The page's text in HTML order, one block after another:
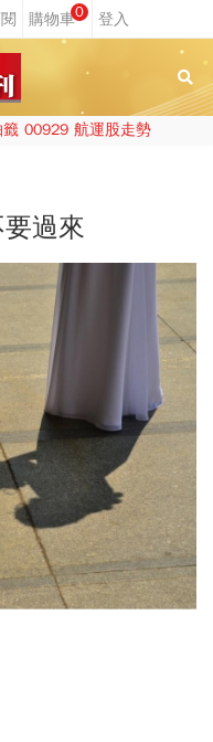
0
籤 00929 航運股走勢
過來